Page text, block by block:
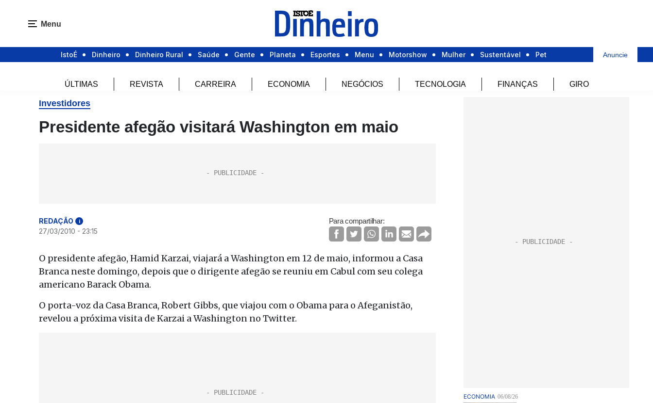
Menu
IstoÉ Dinheiro Dinheiro Rural Saúde Gente Planeta Esportes Menu Motorshow Mulher Sustentável Pet Anuncie
ÚLTIMAS REVISTA CARREIRA ECONOMIA NEGÓCIOS TECNOLOGIA FINANÇAS GIRO
Investidores
Presidente afegão visitará Washington em maio
REDAÇÃO i
27/03/2010 - 23:15
Para compartilhar:
O presidente afegão, Hamid Karzai, viajará a Washington em 12 de maio, informou a Casa
Branca neste domingo, depois que o dirigente afegão se reuniu em Cabul com seu colega
americano Barack Obama.
O porta-voz da Casa Branca, Robert Gibbs, que viajou com o Obama para o Afeganistão,
revelou a próxima visita de Karzai a Washington no Twitter.